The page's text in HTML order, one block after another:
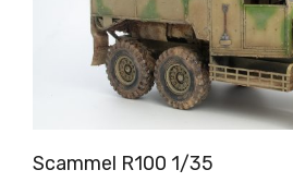
Scammel R100 1/35